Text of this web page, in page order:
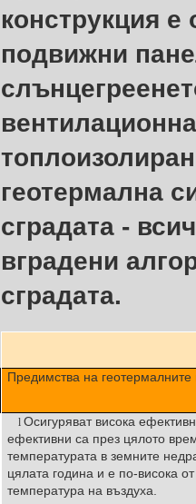
конструкция е
подвижни
геотермална
сградата -
вградени
сградата.
Предимства на геотермалните
l Осигуряват висока
ефективни са през цялото
температурата в земните
цялата година и е по-висока
температура на въздуха.